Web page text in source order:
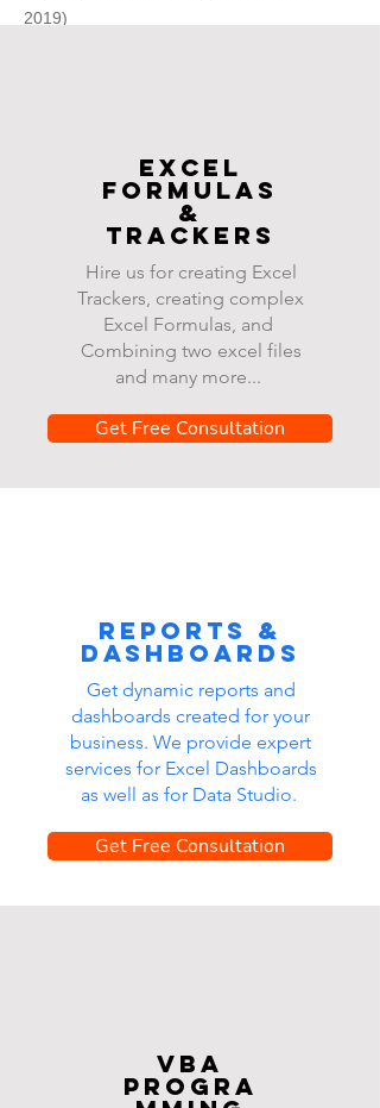
2019)
Excel
FOrmulas
&
Trackers
Hire us for creating Excel
Trackers, creating complex
Excel Formulas, and
Combining two excel files
and many more...
Get Free Consultation
Reports &
dashboards
Get dynamic reports and
dashboards created for your
business. We provide expert
services for Excel Dashboards
as well as for Data Studio.
Get Free Consultation
VBA
progra